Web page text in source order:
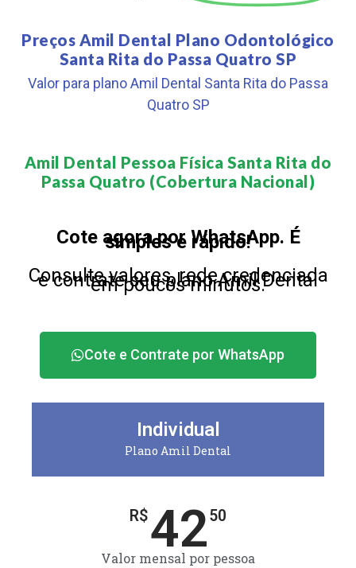
Preços Amil Dental Plano Odontológico
Santa Rita do Passa Quatro SP
Valor para plano Amil Dental Santa Rita do Passa
Quatro SP
Amil Dental Pessoa Física Santa Rita do
Passa Quatro (Cobertura Nacional)​
Cote agora por WhatsApp. É
simples e rápido!
Consulte valores, rede credenciada
e contrate seu plano Amil Dental
em poucos minutos.
Cote e Contrate por WhatsApp
Individual
Plano Amil Dental
R$4250
Valor mensal por pessoa